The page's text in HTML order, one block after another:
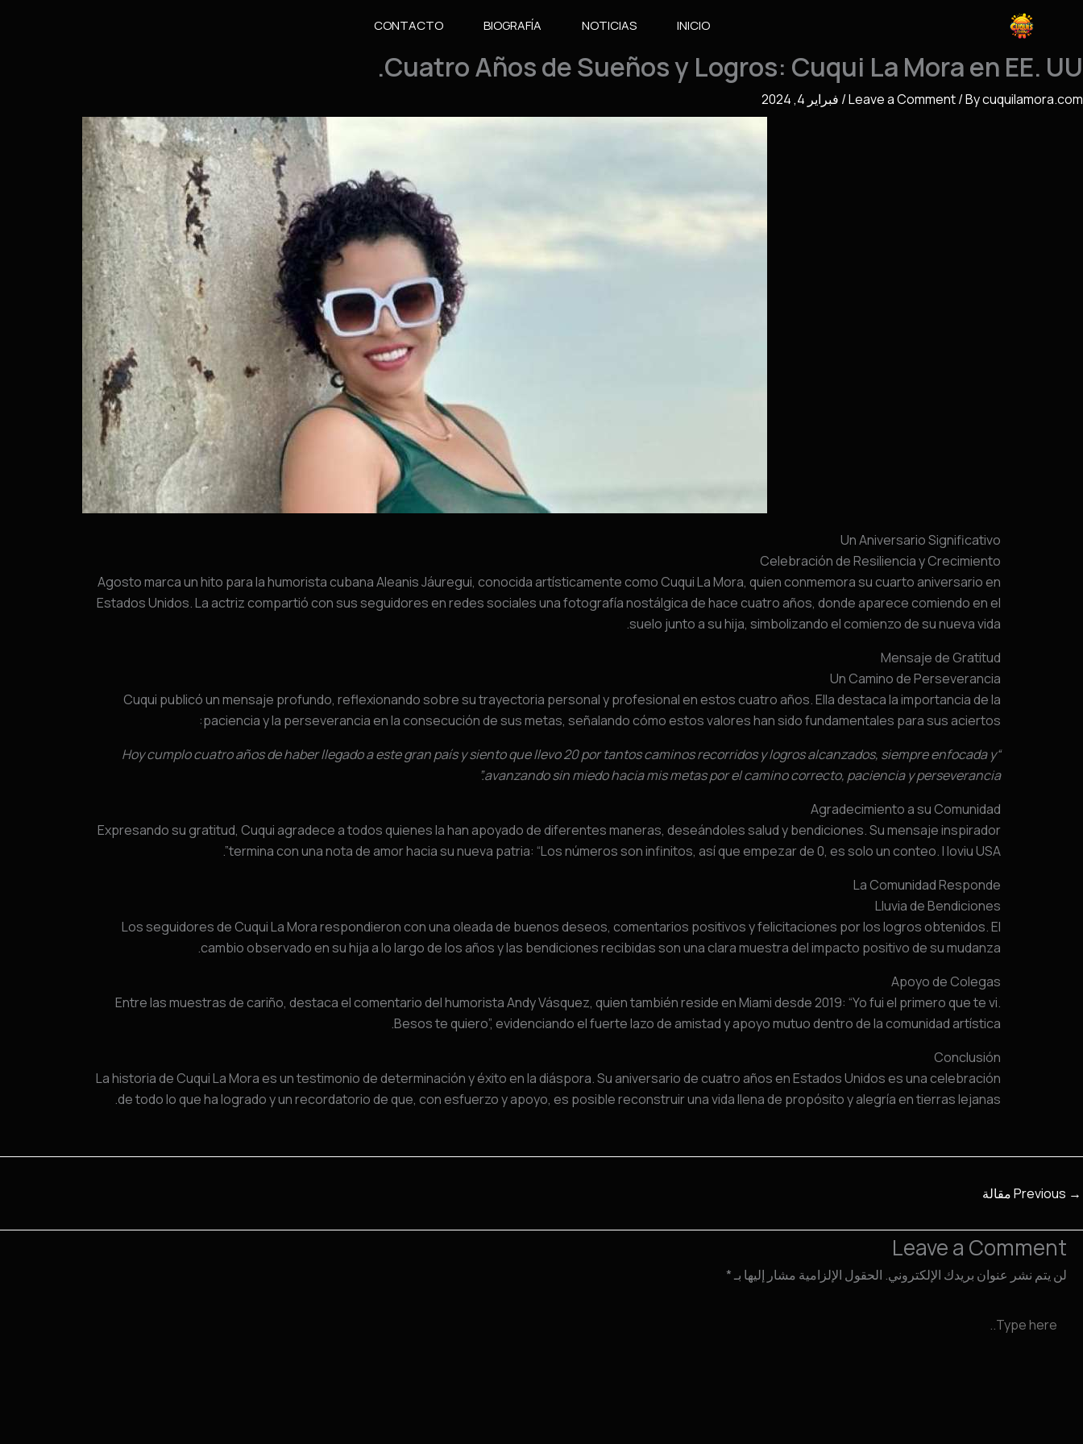
INICIO
NOTICIAS
BIOGRAFÍA
CONTACTO
Cuatro Años de Sueños y Logros: Cuqui La Mora en EE. UU.
Leave a Comment/ Bycuquilamora.com
/ فبراير 4, 2024
Un Aniversario Significativo
Celebración de Resiliencia y Crecimiento
Agosto marca un hito para la humorista cubana Aleanis Jáuregui, conocida artísticamente como Cuqui La Mora, quien conmemora su cuarto aniversario en
Estados Unidos. La actriz compartió con sus seguidores en redes sociales una fotografía nostálgica de hace cuatro años, donde aparece comiendo en el
suelo junto a su hija, simbolizando el comienzo de su nueva vida.
Mensaje de Gratitud
Un Camino de Perseverancia
Cuqui publicó un mensaje profundo, reflexionando sobre su trayectoria personal y profesional en estos cuatro años. Ella destaca la importancia de la
paciencia y la perseverancia en la consecución de sus metas, señalando cómo estos valores han sido fundamentales para sus aciertos:
“Hoy cumplo cuatro años de haber llegado a este gran país y siento que llevo 20 por tantos caminos recorridos y logros alcanzados, siempre enfocada y
avanzando sin miedo hacia mis metas por el camino correcto, paciencia y perseverancia.”
Agradecimiento a su Comunidad
Expresando su gratitud, Cuqui agradece a todos quienes la han apoyado de diferentes maneras, deseándoles salud y bendiciones. Su mensaje inspirador
termina con una nota de amor hacia su nueva patria: “Los números son infinitos, así que empezar de 0, es solo un conteo. I loviu USA”.
La Comunidad Responde
Lluvia de Bendiciones
Los seguidores de Cuqui La Mora respondieron con una oleada de buenos deseos, comentarios positivos y felicitaciones por los logros obtenidos. El
cambio observado en su hija a lo largo de los años y las bendiciones recibidas son una clara muestra del impacto positivo de su mudanza.
Apoyo de Colegas
Entre las muestras de cariño, destaca el comentario del humorista Andy Vásquez, quien también reside en Miami desde 2019: “Yo fui el primero que te vi.
Besos te quiero”, evidenciando el fuerte lazo de amistad y apoyo mutuo dentro de la comunidad artística.
Conclusión
La historia de Cuqui La Mora es un testimonio de determinación y éxito en la diáspora. Su aniversario de cuatro años en Estados Unidos es una celebración
de todo lo que ha logrado y un recordatorio de que, con esfuerzo y apoyo, es posible reconstruir una vida llena de propósito y alegría en tierras lejanas.
→
Leave a Comment
لن يتم نشر عنوان بريدك الإلكتروني. الحقول الإلزامية مشار إليها بـ*
here..